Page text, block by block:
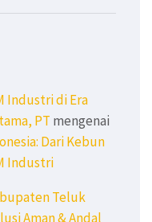
Industri di Era
PT mengenai
Dari Kebun
Industri
Teluk
Aman & Andal